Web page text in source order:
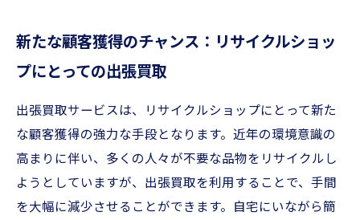
新たな顧客獲得のチャンス：リサイクルショッ
プにとっての出張買取
出張買取サービスは、リサイクルショップにとって新た
な顧客獲得の強力な手段となります。近年の環境意識の
高まりに伴い、多くの人々が不要な品物をリサイクルし
ようとしていますが、出張買取を利用することで、手間
を大幅に減少させることができます。自宅にいながら簡